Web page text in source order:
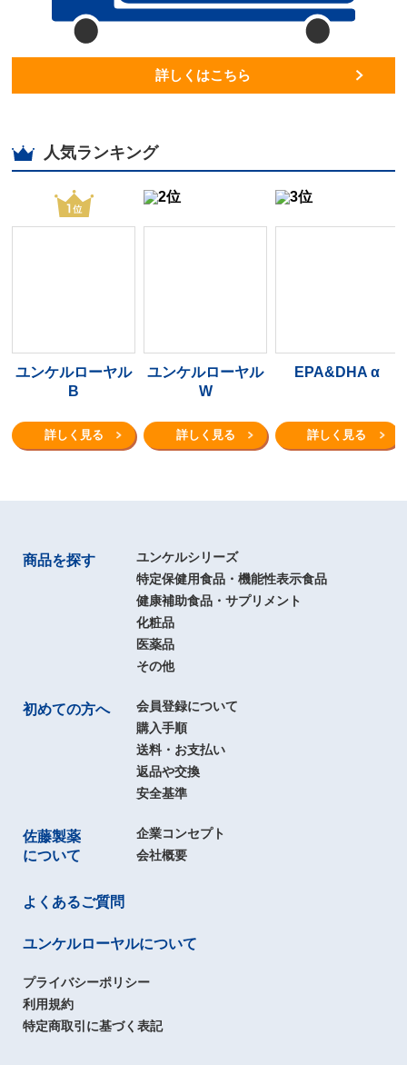
詳しくはこちら
人気ランキング
ユンケルローヤル
B
詳しく見る
ユンケルローヤル
W
詳しく見る
EPA&DHA α
詳しく見る
商品を探す
ユンケルシリーズ
特定保健用食品・機能性表示食品
健康補助食品・サプリメント
化粧品
医薬品
その他
初めての方へ
会員登録について
購入手順
送料・お支払い
返品や交換
安全基準
佐藤製薬
について
企業コンセプト
会社概要
よくあるご質問
ユンケルローヤルについて
プライバシーポリシー
利用規約
特定商取引に基づく表記